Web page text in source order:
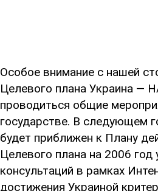
Особое внимание с нашей
Целевого плана Украина —
проводиться общие
государстве. В следующем
будет приближен к Плану
Целевого плана на 2006
консультаций в рамках
достижения Украиной